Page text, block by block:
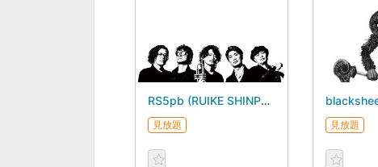
RS5pb (RUIKE SHINPEI 5piece band) - August 15, 2026 -
見放題 見放題